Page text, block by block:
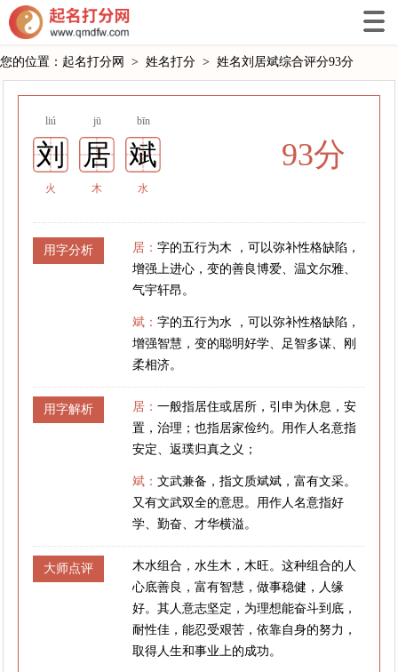
您的位置： 起名打分网 > 姓名打分 > 姓名刘居斌综合评分93分
liú jū bīn
刘 居 斌
火 木 水
93分
用字分析 居：字的五行为木 ，可以弥补性格缺陷，
增强上进心，变的善良博爱、温文尔雅、
气宇轩昂。
斌：字的五行为水 ，可以弥补性格缺陷，
增强智慧，变的聪明好学、足智多谋、刚
柔相济。
用字解析 居：一般指居住或居所，引申为休息，安
置，治理；也指居家俭约。用作人名意指
安定、返璞归真之义；
斌：文武兼备，指文质斌斌，富有文采。
又有文武双全的意思。用作人名意指好
学、勤奋、才华横溢。
大师点评
木水组合，水生木，木旺。这种组合的人
心底善良，富有智慧，做事稳健，人缘
好。其人意志坚定，为理想能奋斗到底，
耐性佳，能忍受艰苦，依靠自身的努力，
取得人生和事业上的成功。